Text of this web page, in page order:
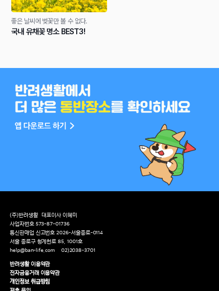
좋은 날씨에 벚꽃만 볼 수 없다.
국내 유채꽃 명소 BEST3!
(주)반려생활
대표이사 이혜미
사업자번호 573-87-01736
통신판매업 신고번호 2026-서울종로-0114
서울 종로구 청계천로 85, 1001호
help@ban-life.com
02)2038-3701
반려생활 이용약관
전자금융거래 이용약관
개인정보 취급방침